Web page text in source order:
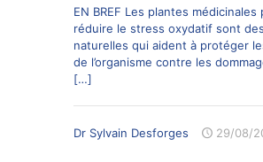
EN BREF Les plantes médicinales
réduire le stress oxydatif sont
naturelles qui aident à protéger
de l’organisme contre les
[…]
Dr Sylvain Desforges 29/08/